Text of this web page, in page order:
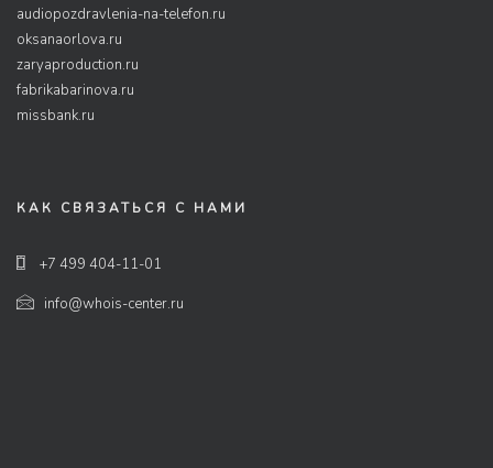
audiopozdravlenia-na-telefon.ru
oksanaorlova.ru
zaryaproduction.ru
fabrikabarinova.ru
missbank.ru
КАК СВЯЗАТЬСЯ С НАМИ
+7 499 404-11-01
info@whois-center.ru